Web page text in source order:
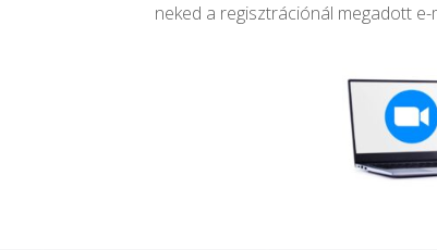
neked a regisztrációnál megadott e-